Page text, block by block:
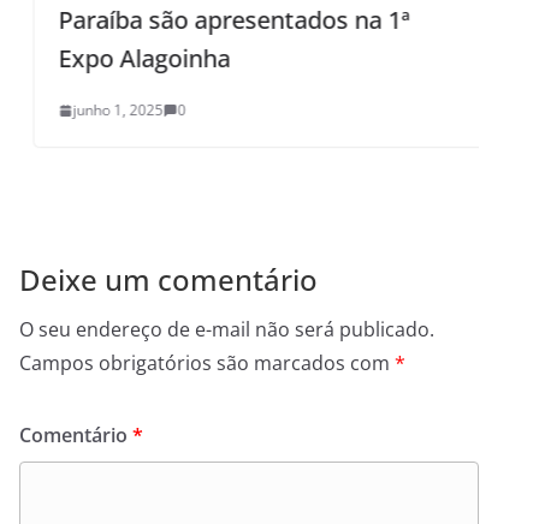
Paraíba são apresentados na 1ª
Expo Alagoinha
junho 1, 2025 0
Deixe um comentário
O seu endereço de e-mail não será publicado.
Campos obrigatórios são marcados com *
Comentário *